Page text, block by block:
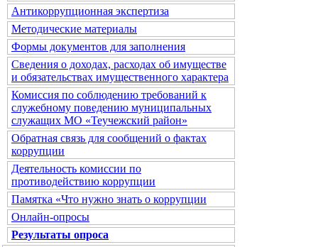
Антикоррупционная экспертиза
Методические материалы
Формы документов для заполнения
Сведения о доходах, расходах об имуществе
и обязательствах имущественного характера
Комиссия по соблюдению требований к
служебному поведению муниципальных
служащих МО «Теучежский район»
Обратная связь для сообщений о фактах
коррупции
Деятельность комиссии по
противодействию коррупции
Памятка «Что нужно знать о коррупции
Онлайн-опросы
Результаты опроса